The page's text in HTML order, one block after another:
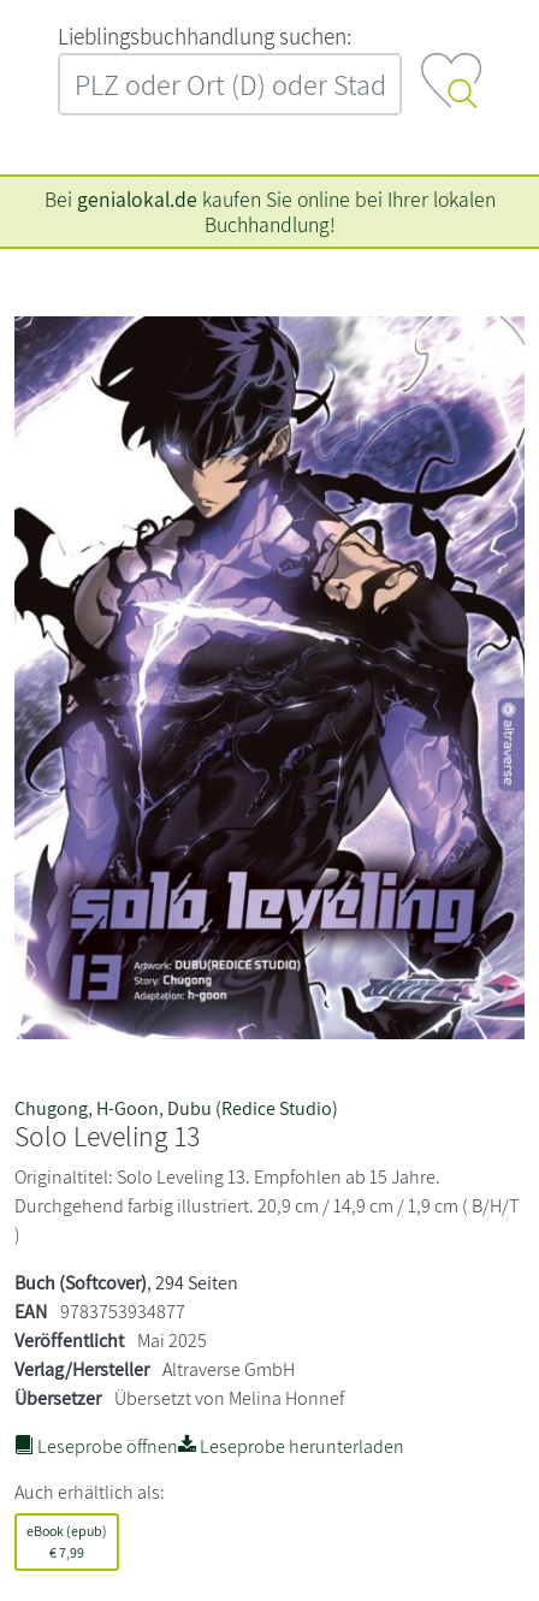
L‍i‍e‍b‍l‍i‍n‍g‍s‍b‍u‍c‍h‍h‍a‍n‍d‍l‍u‍n‍g‍ ‍s‍u‍c‍h‍e‍n‍:‍
Bei genialokal.de kaufen Sie online bei Ihrer lokalen
Buchhandlung!
Chugong, H-Goon, Dubu (Redice Studio)
Solo Leveling 13
Originaltitel: Solo Leveling 13. Empfohlen ab 15 Jahre.
Durchgehend farbig illustriert. 20,9 cm / 14,9 cm / 1,9 cm ( B/H/T
)
Buch (Softcover), 294 Seiten
EAN 9783753934877
Veröffentlicht Mai 2025
Verlag/Hersteller Altraverse GmbH
Übersetzer Übersetzt von Melina Honnef
Leseprobe öffnen
Leseprobe herunterladen
Auch erhältlich als:
eBook (epub)
€7,99